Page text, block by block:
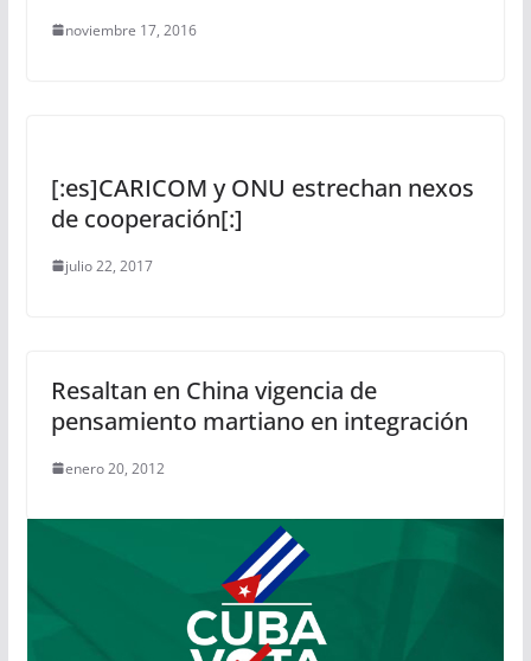
noviembre 17, 2016
[:es]CARICOM y ONU estrechan nexos
de cooperación[:]
julio 22, 2017
Resaltan en China vigencia de
pensamiento martiano en integración
enero 20, 2012